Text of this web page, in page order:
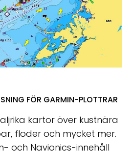
FÖR GARMIN-PLOTTRAR
kartor över kustnära
floder och mycket mer.
och Navionics-innehåll